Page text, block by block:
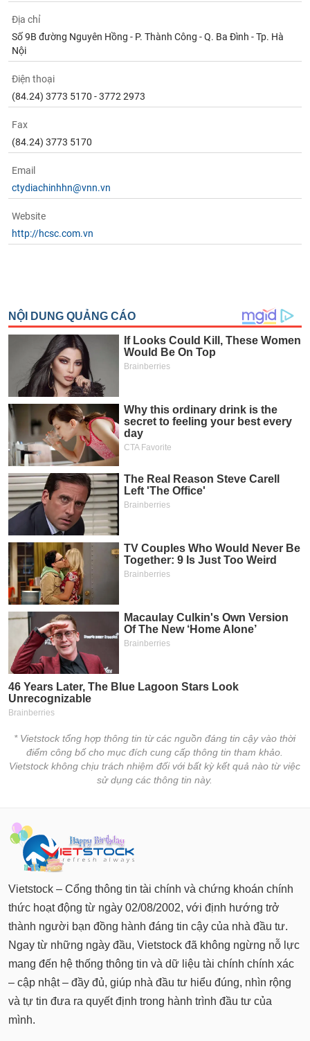
Địa chỉ
Số 9B đường Nguyên Hồng - P. Thành Công - Q. Ba Đình - Tp. Hà
Nội
Điện thoại
(84.24) 3773 5170 - 3772 2973
Fax
(84.24) 3773 5170
Email
ctydiachinhhn@vnn.vn
Website
http://hcsc.com.vn
* Vietstock tổng hợp thông tin từ các nguồn đáng tin cậy vào thời
điểm công bố cho mục đích cung cấp thông tin tham khảo.
Vietstock không chịu trách nhiệm đối với bất kỳ kết quả nào từ việc
sử dụng các thông tin này.
Vietstock – Cổng thông tin tài chính và chứng khoán chính
thức hoạt động từ ngày 02/08/2002, với định hướng trở
thành người bạn đồng hành đáng tin cậy của nhà đầu tư.
Ngay từ những ngày đầu, Vietstock đã không ngừng nỗ lực
mang đến hệ thống thông tin và dữ liệu tài chính chính xác
– cập nhật – đầy đủ, giúp nhà đầu tư hiểu đúng, nhìn rộng
và tự tin đưa ra quyết định trong hành trình đầu tư của
mình.